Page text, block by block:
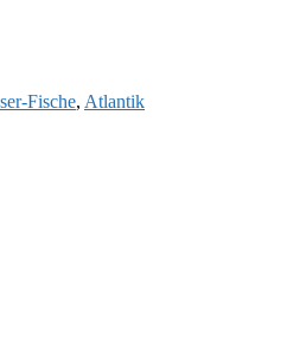
Fische, Atlantik